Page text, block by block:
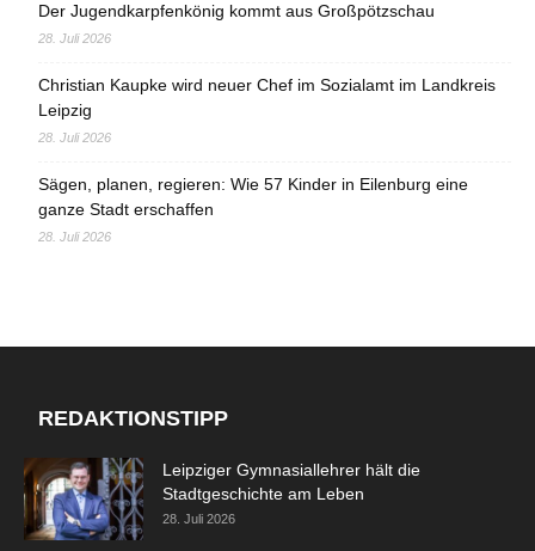
Der Jugendkarpfenkönig kommt aus Großpötzschau
28. Juli 2026
Christian Kaupke wird neuer Chef im Sozialamt im Landkreis
Leipzig
28. Juli 2026
Sägen, planen, regieren: Wie 57 Kinder in Eilenburg eine
ganze Stadt erschaffen
28. Juli 2026
REDAKTIONSTIPP
Leipziger Gymnasiallehrer hält die
Stadtgeschichte am Leben
28. Juli 2026